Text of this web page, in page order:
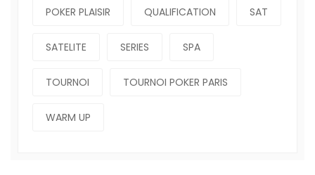
POKER PLAISIR QUALIFICATION SAT
SATELITE SERIES SPA
TOURNOI TOURNOI POKER PARIS
WARM UP